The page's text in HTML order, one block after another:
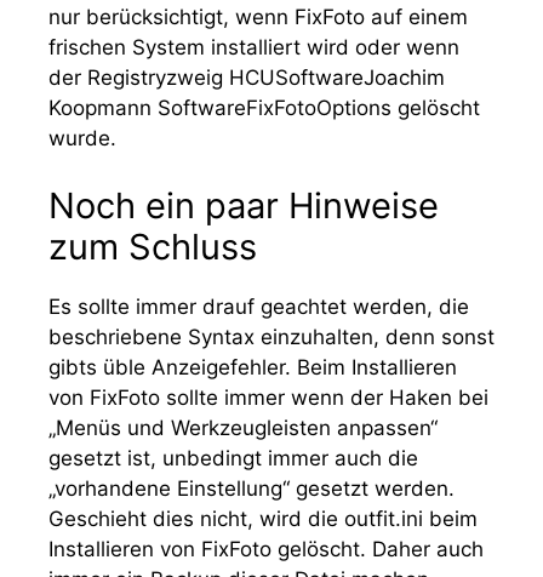
nur berücksichtigt, wenn FixFoto auf einem
frischen System installiert wird oder wenn
der Registryzweig HCUSoftwareJoachim
Koopmann SoftwareFixFotoOptions gelöscht
wurde.
Noch ein paar Hinweise
zum Schluss
Es sollte immer drauf geachtet werden, die
beschriebene Syntax einzuhalten, denn sonst
gibts üble Anzeigefehler. Beim Installieren
von FixFoto sollte immer wenn der Haken bei
„Menüs und Werkzeugleisten anpassen“
gesetzt ist, unbedingt immer auch die
„vorhandene Einstellung“ gesetzt werden.
Geschieht dies nicht, wird die outfit.ini beim
Installieren von FixFoto gelöscht. Daher auch